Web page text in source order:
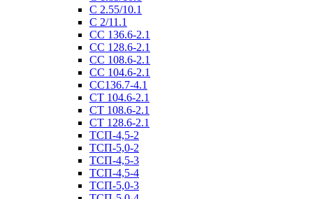
С 2.55/10.1
С 2/11.1
СС 136.6-2.1
СС 128.6-2.1
СС 108.6-2.1
СС 104.6-2.1
СС136.7-4.1
СТ 104.6-2.1
СТ 108.6-2.1
СТ 128.6-2.1
ТСП-4,5-2
ТСП-5,0-2
ТСП-4,5-3
ТСП-4,5-4
ТСП-5,0-3